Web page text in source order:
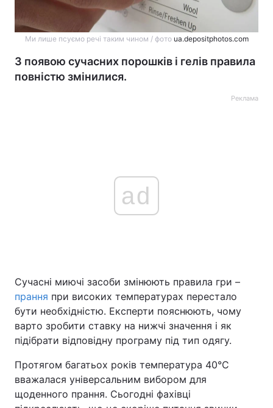
Ми лише псуємо речі таким чином / фото ua.depositphotos.com
З появою сучасних порошків і гелів правила
повністю змінилися.
Реклама
ad
Сучасні миючі засоби змінюють правила гри –
прання при високих температурах перестало
бути необхідністю. Експерти пояснюють, чому
варто зробити ставку на нижчі значення і як
підібрати відповідну програму під тип одягу.
Протягом багатьох років температура 40°C
вважалася універсальним вибором для
щоденного прання. Сьогодні фахівці